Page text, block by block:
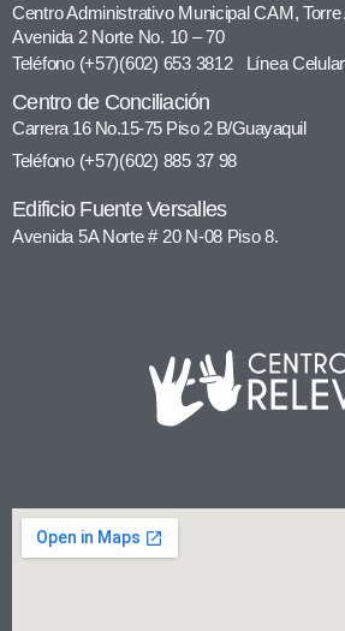
Centro Administrativo Municipal CAM,
Avenida 2 Norte No. 10 – 70
Teléfono (+57)(602) 653 3812 Línea
Centro de Conciliación
Carrera 16 No.15-75 Piso 2 B/Guayaquil
Teléfono (+57)(602) 885 37 98
Edificio Fuente Versalles
Avenida 5A Norte # 20 N-08 Piso 8.